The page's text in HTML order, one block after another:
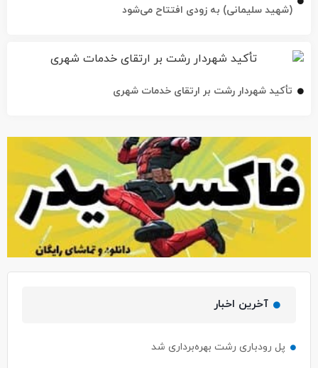
(شهید سلیمانی) به زودی افتتاح می‌شود
تأکید شهردار رشت بر ارتقای خدمات شهری
آخرین اخبار
پل رودباری رشت بهره‌برداری شد